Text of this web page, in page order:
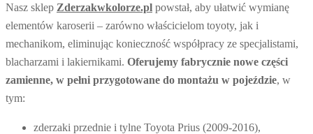
Nasz sklep Zderzakwkolorze.pl powstał, aby ułatwić wymianę
elementów karoserii – zarówno właścicielom toyoty, jak i
mechanikom, eliminując konieczność współpracy ze specjalistami,
blacharzami i lakiernikami. Oferujemy fabrycznie nowe części
zamienne, w pełni przygotowane do montażu w pojeździe, w
tym:
zderzaki przednie i tylne Toyota Prius (2009-2016),